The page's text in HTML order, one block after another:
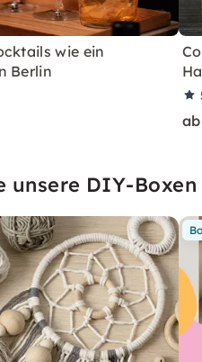
wie ein
Berlin
unsere DIY-Boxen